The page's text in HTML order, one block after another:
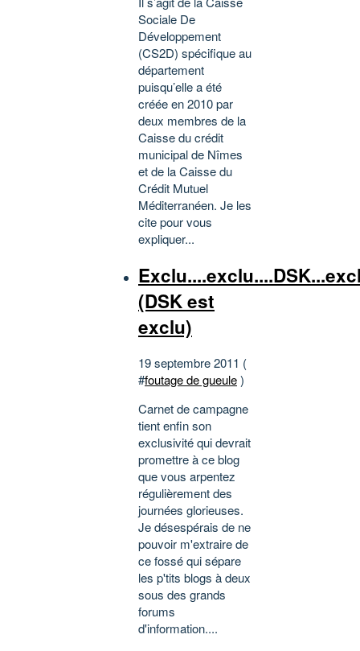
Sociale De
Développement
(CS2D) spécifique au
département
puisqu’elle a été
créée en 2010 par
deux membres de la
Caisse du crédit
municipal de Nîmes
et de la Caisse du
Crédit Mutuel
Méditerranéen. Je les
cite pour vous
expliquer...
(DSK est
exclu)
19 septembre 2011 (
#foutage de gueule)
Carnet de campagne
tient enfin son
exclusivité qui devrait
promettre à ce blog
que vous arpentez
régulièrement des
journées glorieuses.
Je désespérais de ne
pouvoir m'extraire de
ce fossé qui sépare
les p'tits blogs à deux
sous des grands
forums
d'information....